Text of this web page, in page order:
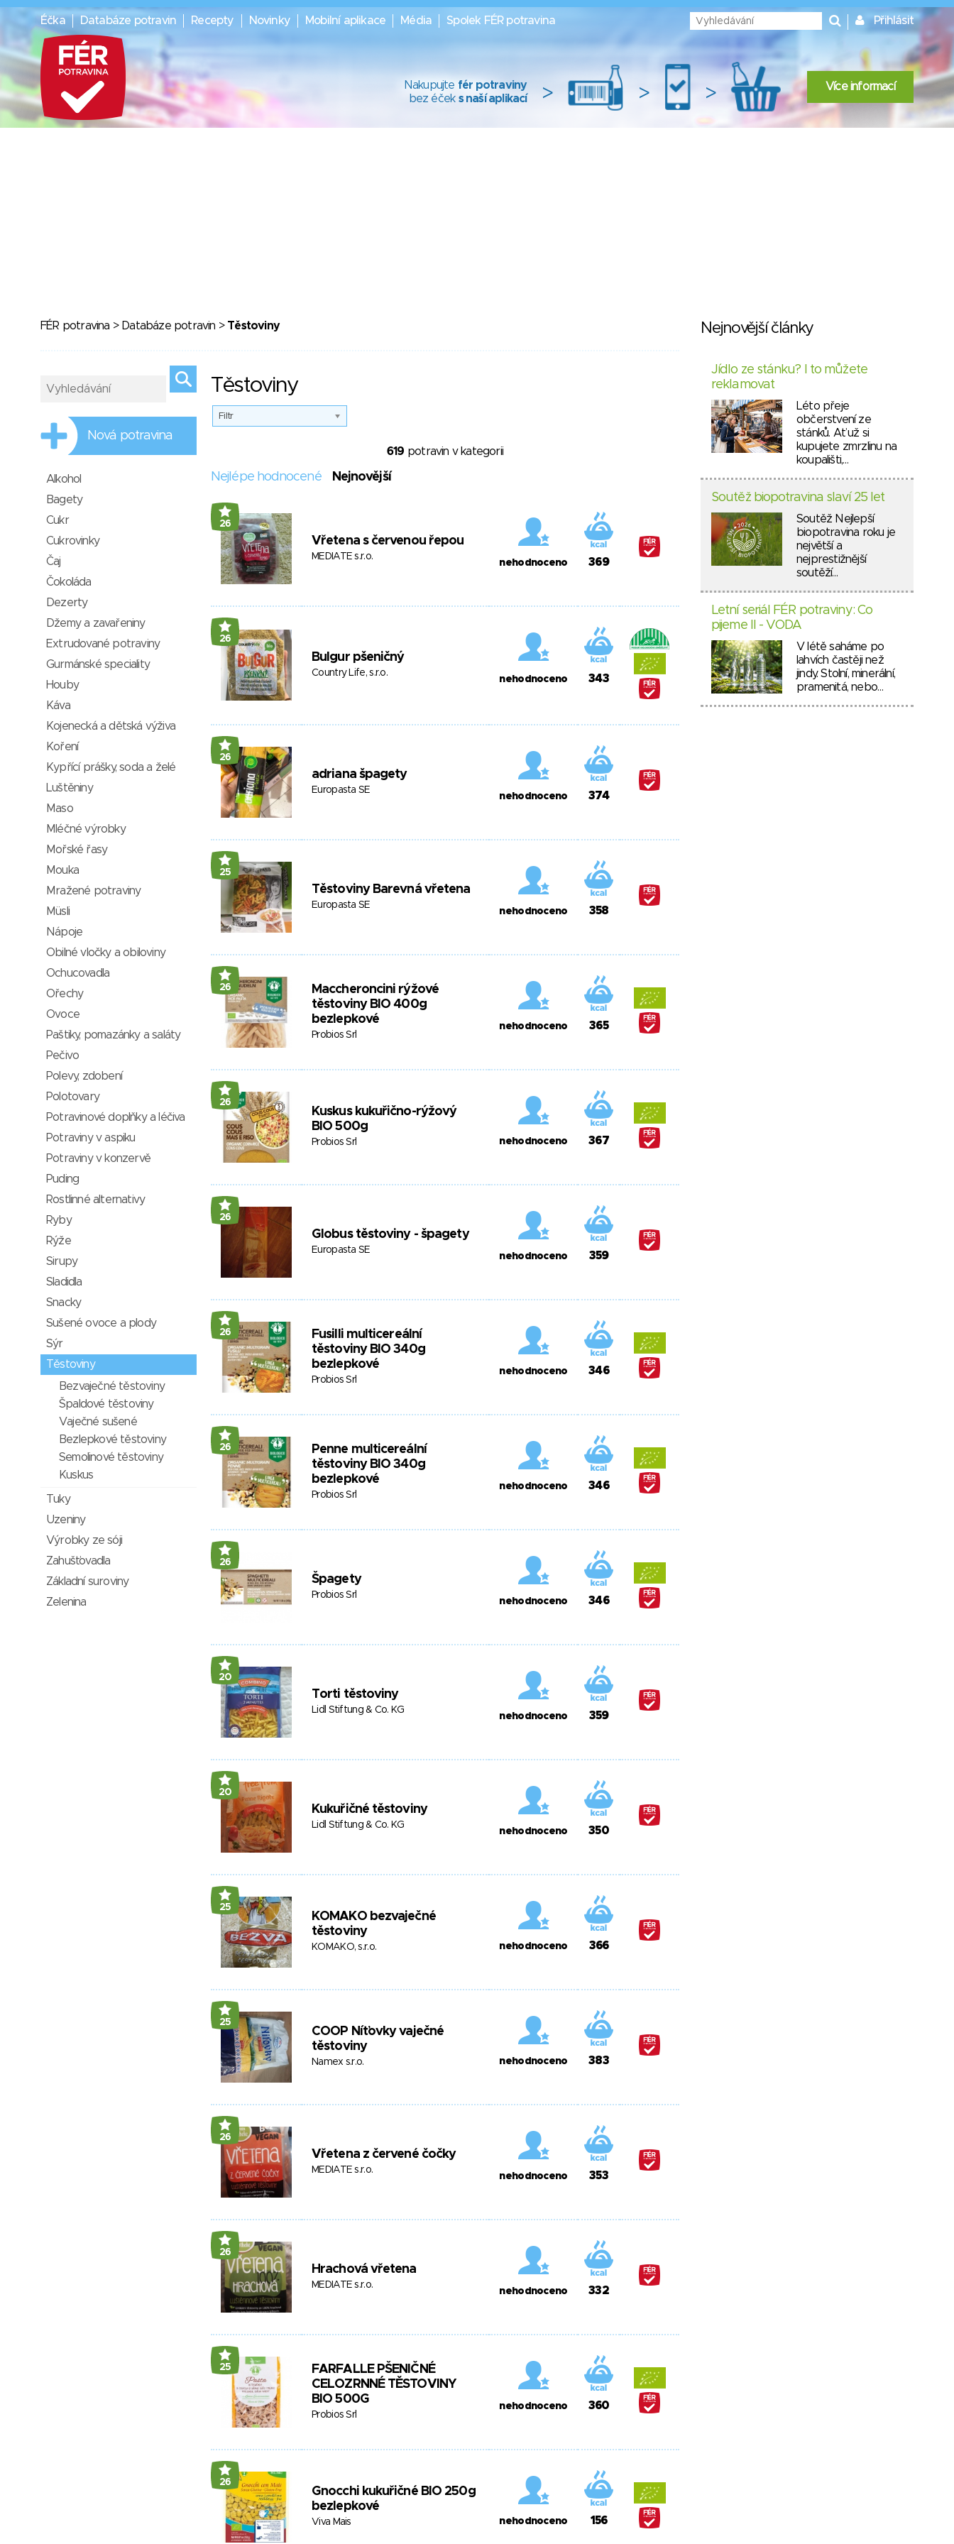
Éčka Databáze potravin Recepty Novinky Mobilní aplikace Média Spolek FÉR potravina Přihlásit
Nakupujte fér potraviny
bez éček s naší aplikací > > > Více informací
FÉR potravina > Databáze potravin > Těstoviny
Těstoviny
Filtr
619 potravin v kategorii
Nejlépe hodnocené Nejnovější
26
Vřetena s červenou řepou
MEDIATE s.r.o.
nehodnoceno 369
26
Bulgur pšeničný
Country Life, s.r.o.
nehodnoceno 343
26
adriana špagety
Europasta SE
nehodnoceno 374
25
Těstoviny Barevná vřetena
Europasta SE
nehodnoceno 358
26
Maccheroncini rýžové
těstoviny BIO 400g
bezlepkové
Probios Srl
nehodnoceno 365
26
Kuskus kukuřično-rýžový
BIO 500g
Probios Srl nehodnoceno 367
26
Globus těstoviny - špagety
Europasta SE
nehodnoceno 359
26
Fusilli multicereální
těstoviny BIO 340g
bezlepkové
Probios Srl
nehodnoceno 346
26
Penne multicereální
těstoviny BIO 340g
bezlepkové
Probios Srl
nehodnoceno 346
26
Špagety
Probios Srl
nehodnoceno 346
20
Torti těstoviny
Lidl Stiftung & Co. KG
nehodnoceno 359
20
Kukuřičné těstoviny
Lidl Stiftung & Co. KG
nehodnoceno 350
25
KOMAKO bezvaječné
těstoviny
KOMAKO, s.r.o. nehodnoceno 366
25
COOP Níťovky vaječné
těstoviny
Namex s.r.o. nehodnoceno 383
26
Vřetena z červené čočky
MEDIATE s.r.o.
nehodnoceno 353
26
Hrachová vřetena
MEDIATE s.r.o.
nehodnoceno 332
25
FARFALLE PŠENIČNÉ
CELOZRNNÉ TĚSTOVINY
BIO 500G
Probios Srl
nehodnoceno 360
26
Gnocchi kukuřičné BIO 250g
bezlepkové
Viva Mais nehodnoceno 156
Nová potravina
Alkohol
Bagety
Cukr
Cukrovinky
Čaj
Čokoláda
Dezerty
Džemy a zavařeniny
Extrudované potraviny
Gurmánské speciality
Houby
Káva
Kojenecká a dětská výživa
Koření
Kypřící prášky, soda a želé
Luštěniny
Maso
Mléčné výrobky
Mořské řasy
Mouka
Mražené potraviny
Müsli
Nápoje
Obilné vločky a obiloviny
Ochucovadla
Ořechy
Ovoce
Paštiky, pomazánky a saláty
Pečivo
Polevy, zdobení
Polotovary
Potravinové doplňky a léčiva
Potraviny v aspiku
Potraviny v konzervě
Puding
Rostlinné alternativy
Ryby
Rýže
Sirupy
Sladidla
Snacky
Sušené ovoce a plody
Sýr
Těstoviny
Bezvaječné těstoviny
Špaldové těstoviny
Vaječné sušené
Bezlepkové těstoviny
Semolinové těstoviny
Kuskus
Tuky
Uzeniny
Výrobky ze sóji
Zahušťovadla
Základní suroviny
Zelenina
Nejnovější články
Jídlo ze stánku? I to můžete
reklamovat
Léto přeje
občerstvení ze
stánků. Ať už si
kupujete zmrzlinu na
koupališti,…
Soutěž biopotravina slaví 25 let
Soutěž Nejlepší
biopotravina roku je
největší a
nejprestižnější
soutěží…
Letní seriál FÉR potraviny: Co
pijeme II - VODA
V létě saháme po
lahvích častěji než
jindy. Stolní, minerální,
pramenitá, nebo…